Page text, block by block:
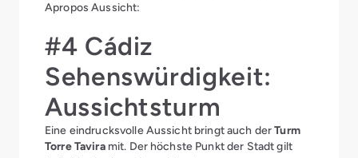
Apropos Aussicht:
#4 Cádiz
Sehenswürdigkeit:
Aussichtsturm
Eine eindrucksvolle Aussicht bringt auch derTurm
Torre Taviramit. Der höchste Punkt der Stadt gilt